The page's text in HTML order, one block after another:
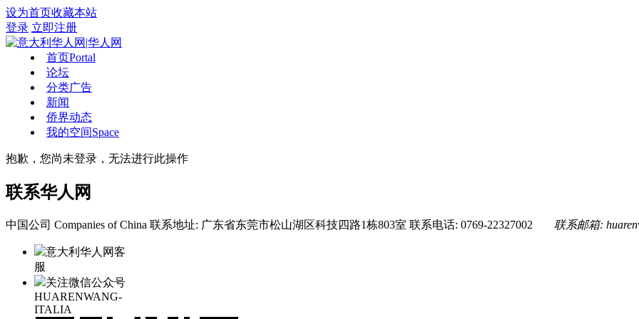
设为首页收藏本站
登录 立即注册
首页Portal
论坛
分类广告
新闻
侨界动态
我的空间Space
抱歉，您尚未登录，无法进行此操作
联系华人网
中国公司 Companies of China 联系地址: 广东省东莞市松山湖区科技四路1栋803室 联系电话: 0769-22327002 联系邮箱:
意大利华人网客
服
关注微信公众号
HUARENWANG-
ITALIA